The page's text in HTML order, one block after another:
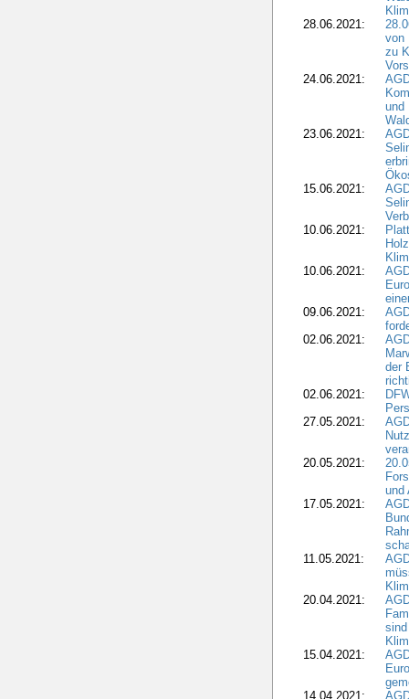
28.06.2021:
von
zu
24.06.2021:
und
23.06.2021:
15.06.2021:
10.06.2021:
10.06.2021:
09.06.2021:
02.06.2021:
der
02.06.2021:
27.05.2021:
20.05.2021:
und
17.05.2021:
11.05.2021:
20.04.2021:
15.04.2021:
14.04.2021: